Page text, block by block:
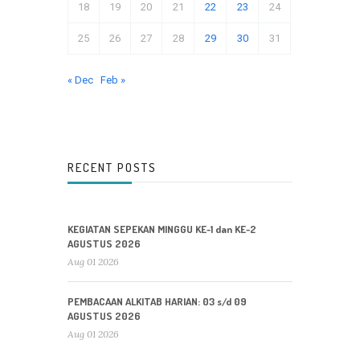
18 19 20 21 22 23 24
25 26 27 28 29 30 31
« Dec Feb »
RECENT POSTS
KEGIATAN SEPEKAN MINGGU KE-1 dan KE-2
AGUSTUS 2026
Aug 01 2026
PEMBACAAN ALKITAB HARIAN: 03 s/d 09
AGUSTUS 2026
Aug 01 2026